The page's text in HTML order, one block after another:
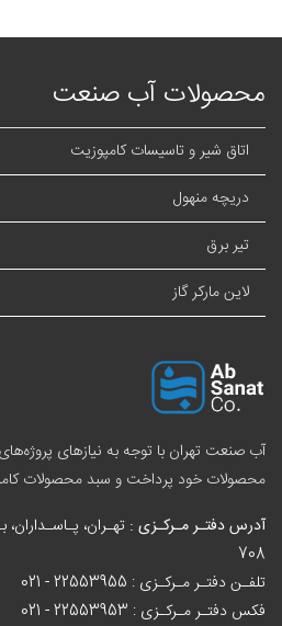
محصولات آب صنعت
اتاق شیر و تاسیسات کامپوزیت
دریچه منهول
تیر برق
لاین مارکر گاز
آب صنعت تهران با توجه به نیازهای
محصولات خود پرداخت و سبد محصولات
آدرس دفتـر مـرکـزی :
708
تلفـن دفتـر مـرکـزی : 021 - 22553955
فکس دفتـر مـرکـزی : 021 - 22553953